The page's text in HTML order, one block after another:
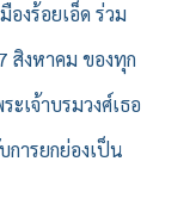
งร้อยเอ็ด ร่วม
สิงหาคม ของทุก
เจ้าบรมวงศ์เธอ
การยกย่องเป็น